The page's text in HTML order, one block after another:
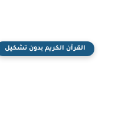
القرآن الكريم بدون تشكيل